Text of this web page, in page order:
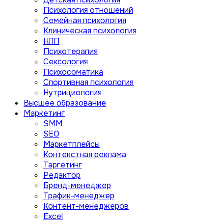
Психология отношений
Семейная психология
Клиническая психология
НЛП
Психотерапия
Сексология
Психосоматика
Спортивная психология
Нутрициология
Высшее образование
Маркетинг
SMM
SEO
Маркетплейсы
Контекстная реклама
Таргетинг
Редактор
Бренд-менеджер
Трафик-менеджер
Контент-менеджеров
Excel